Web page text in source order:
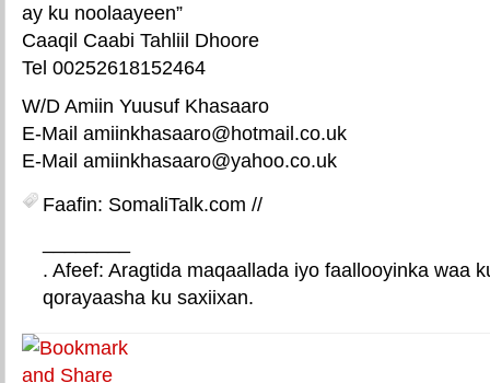
ay ku noolaayeen”
Caaqil Caabi Tahliil Dhoore
Tel 00252618152464
W/D Amiin Yuusuf Khasaaro
E-Mail amiinkhasaaro@hotmail.co.uk
E-Mail amiinkhasaaro@yahoo.co.uk
Faafin: SomaliTalk.com //
. Afeef: Aragtida maqaallada iyo faallooyinka waa
qorayaasha ku saxiixan.